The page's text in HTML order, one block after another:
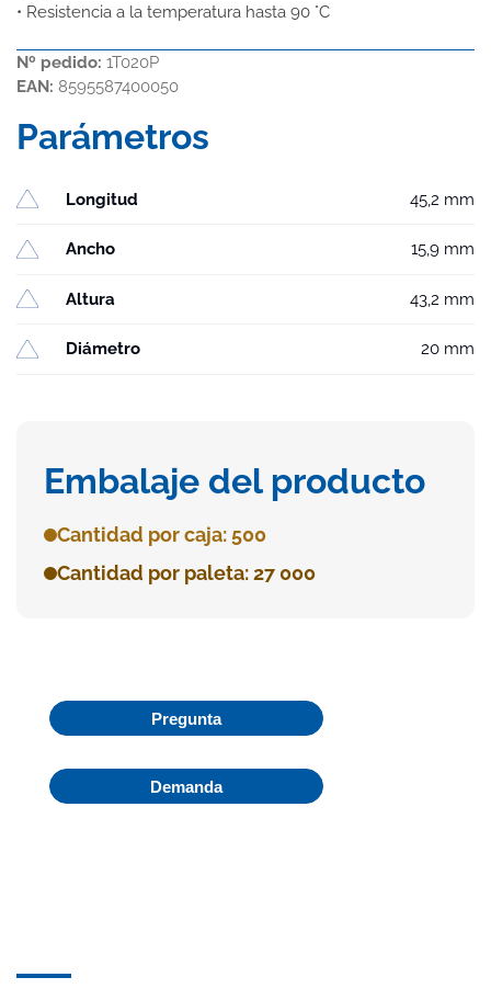
• Resistencia a la temperatura hasta 90 °C
Nº pedido: 1T020P
EAN: 8595587400050
Parámetros
Longitud 45,2 mm
Ancho 15,9 mm
Altura 43,2 mm
Diámetro 20 mm
Embalaje del producto
Cantidad por caja: 500
Cantidad por paleta: 27 000
Pregunta
Demanda